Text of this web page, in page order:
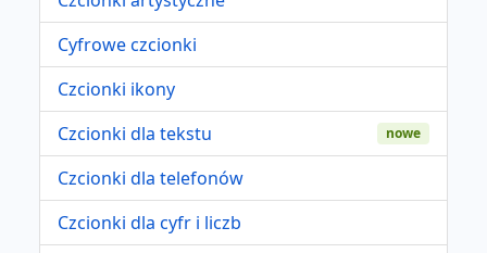
Cyfrowe czcionki
Czcionki ikony
Czcionki dla tekstu
nowe
Czcionki dla telefonów
Czcionki dla cyfr i liczb